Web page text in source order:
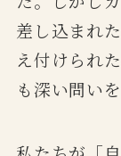
差し込まれ
え付けられ
も深い問いを